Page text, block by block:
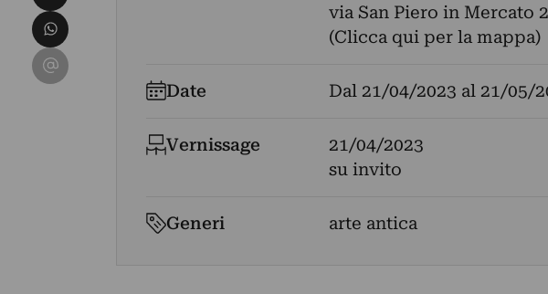
via San Piero in Mercato
(Clicca qui per la mappa)
Date Dal 21/04/2023 al 21/05/
Vernissage
21/04/2023
su invito
Generi arte antica
Condividi su WhatsApp
Condividi su Email